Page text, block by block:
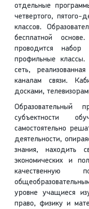
отдельные
четвертого, пятого-
классов.
бесплатной
проводится набор
профильные
сеть,
каналам связи.
досками,
Образовательный
субъектности
самостоятельно
деятельности,
знания, находить
экономических и
качественную
уровне учащиеся
право, физику и